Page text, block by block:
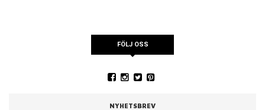
FÖLJ OSS
NYHETSBREV